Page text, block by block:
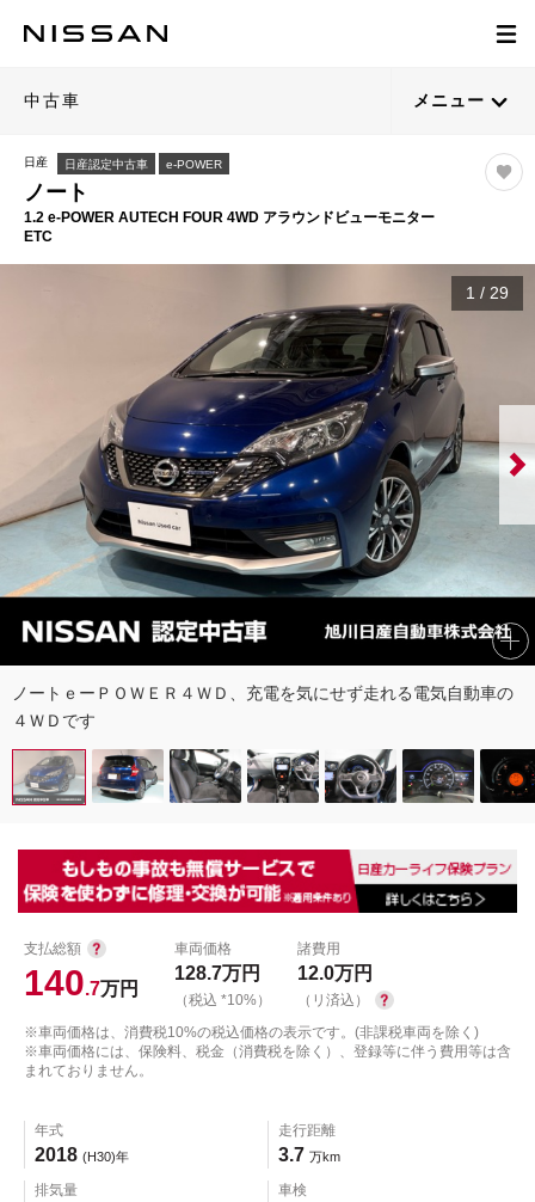
中古車 メニュー
日産 日産認定中古車 e-POWER
ノート
1.2 e-POWER AUTECH FOUR 4WD アラウンドビューモニター
ETC
1 / 29
ノートｅーＰＯＷＥＲ４ＷＤ、充電を気にせず走れる電気自動車の
４ＷＤです
支払総額
140.7万円
車両価格
128.7万円
（税込 *10%）
諸費用
12.0万円
（リ済込）
※車両価格は、消費税10%の税込価格の表示です。(非課税車両を除く)
※車両価格には、保険料、税金（消費税を除く）、登録等に伴う費用等は含
まれておりません。
年式
2018 (H30)年
走行距離
3.7 万km
排気量 車検